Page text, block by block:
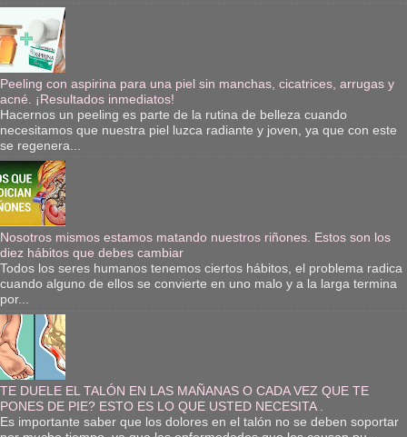
Peeling con aspirina para una piel sin manchas, cicatrices, arrugas y
acné. ¡Resultados inmediatos!
Hacernos un peeling es parte de la rutina de belleza cuando
necesitamos que nuestra piel luzca radiante y joven, ya que con este
se regenera...
Nosotros mismos estamos matando nuestros riñones. Estos son los
diez hábitos que debes cambiar
Todos los seres humanos tenemos ciertos hábitos, el problema radica
cuando alguno de ellos se convierte en uno malo y a la larga termina
por...
TE DUELE EL TALÓN EN LAS MAÑANAS O CADA VEZ QUE TE
PONES DE PIE? ESTO ES LO QUE USTED NECESITA .
Es importante saber que los dolores en el talón no se deben soportar